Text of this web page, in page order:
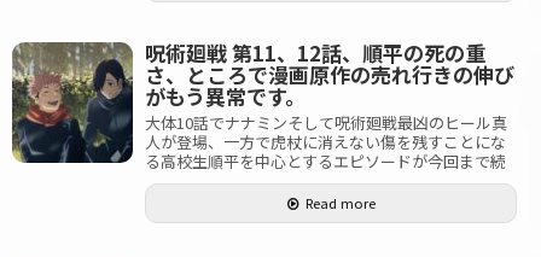
呪術廻戦 第11、12話、順平の死の重
さ、ところで漫画原作の売れ行きの伸び
がもう異常です。
大体10話でナナミンそして呪術廻戦最凶のヒール真
人が登場、一方で虎杖に消えない傷を残すことにな
る高校生順平を中心とするエピソードが今回まで続
Read more